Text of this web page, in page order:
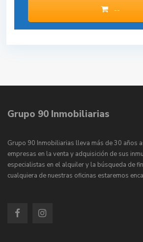
--
Grupo 90 Inmobiliarias
Grupo 90 Inmobiliarias lleva más de 30 años
empresas en la venta y adquisición de sus
especialistas en el alquiler y la búsqueda de
cualquiera de nuestras oficinas estaremos